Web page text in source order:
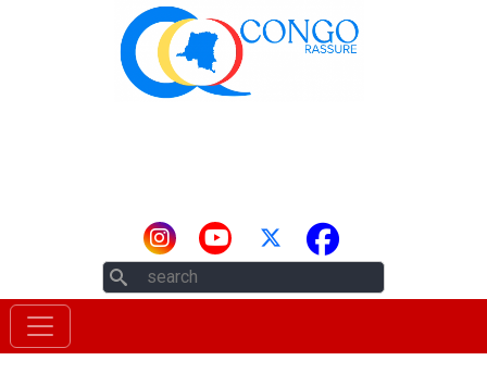
Aller au contenu principal